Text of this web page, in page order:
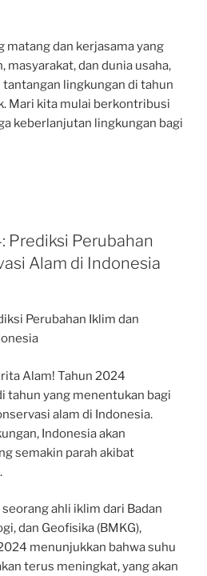
matang dan kerjasama yang
masyarakat, dan dunia usaha,
lingkungan di tahun
Mari kita mulai berkontribusi
keberlanjutan lingkungan bagi
Prediksi Perubahan
Alam di Indonesia
Perubahan Iklim dan
Alam! Tahun 2024
tahun yang menentukan bagi
alam di Indonesia.
Indonesia akan
semakin parah akibat
ahli iklim dari Badan
dan Geofisika (BMKG),
menunjukkan bahwa suhu
terus meningkat, yang akan